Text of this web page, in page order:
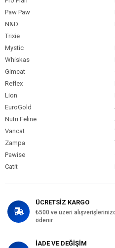
Paw Paw
N&D
Trixie
Mystic
Whiskas
Gimcat
Reflex
Lion
EuroGold
Nutri Feline
Vancat
Zampa
Pawise
Catit
ÜCRETSİZ KARGO
₺500 ve üzeri
ödenir.
İADE VE DEĞİŞİM